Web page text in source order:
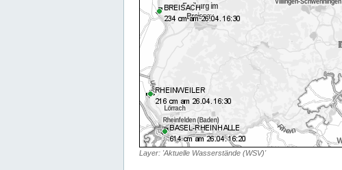
Layer: 'Aktuelle Wasserstände (WSV)'